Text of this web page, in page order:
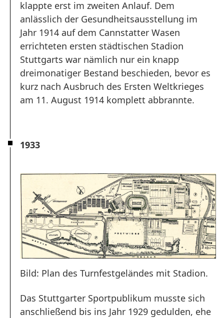
klappte erst im zweiten Anlauf. Dem
anlässlich der Gesundheitsausstellung im
Jahr 1914 auf dem Cannstatter Wasen
errichteten ersten städtischen Stadion
Stuttgarts war nämlich nur ein knapp
dreimonatiger Bestand beschieden, bevor es
kurz nach Ausbruch des Ersten Weltkrieges
am 11. August 1914 komplett abbrannte.
1933
Bild: Plan des Turnfestgeländes mit Stadion.
Das Stuttgarter Sportpublikum musste sich
anschließend bis ins Jahr 1929 gedulden, ehe